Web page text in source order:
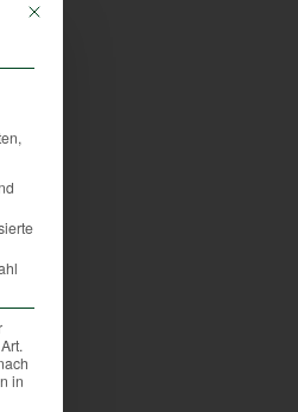
Mit diesem Button wird der Dialog
in